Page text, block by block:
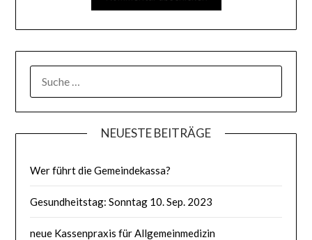
NACH:
NEUESTE BEITRÄGE
Wer führt die Gemeindekassa?
Gesundheitstag: Sonntag 10. Sep. 2023
neue Kassenpraxis für Allgemeinmedizin